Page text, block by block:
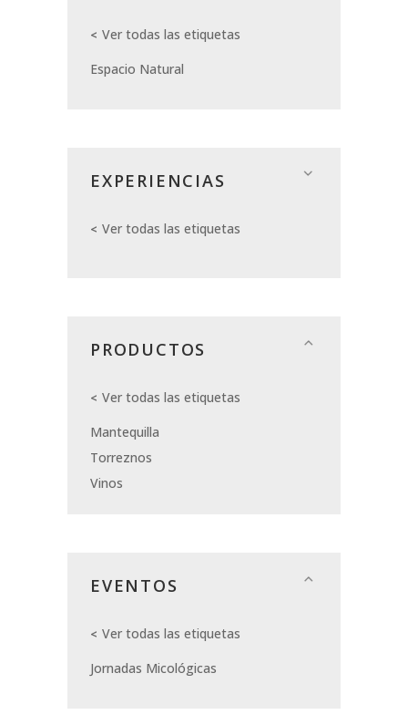
Ver todas las etiquetas
Espacio Natural
EXPERIENCIAS
Ver todas las etiquetas
PRODUCTOS
Ver todas las etiquetas
Mantequilla
Torreznos
Vinos
EVENTOS
Ver todas las etiquetas
Jornadas Micológicas